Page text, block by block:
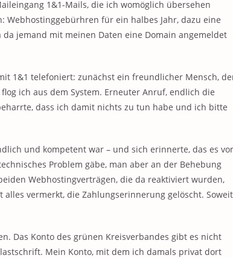
1&1-Mails, die ich womöglich übersehen
Webhostinggebürhren für ein halbes Jahr, dazu eine
jemand mit meinen Daten eine Domain angemeldet
1&1 telefoniert: zunächst ein freundlicher Mensch,
ich aus dem System. Erneuter Anruf, endlich die
dass ich damit nichts zu tun habe und ich bitte
und kompetent war – und sich erinnerte, das es vor
Problem gäbe, man aber an der Behebung
Webhostingverträgen, die da reaktiviert wurden,
vermerkt, die Zahlungserinnerung gelöscht. Soweit
Das Konto des grünen Kreisverbandes gibt es nicht
Mein Konto, mit dem ich damals privat dort